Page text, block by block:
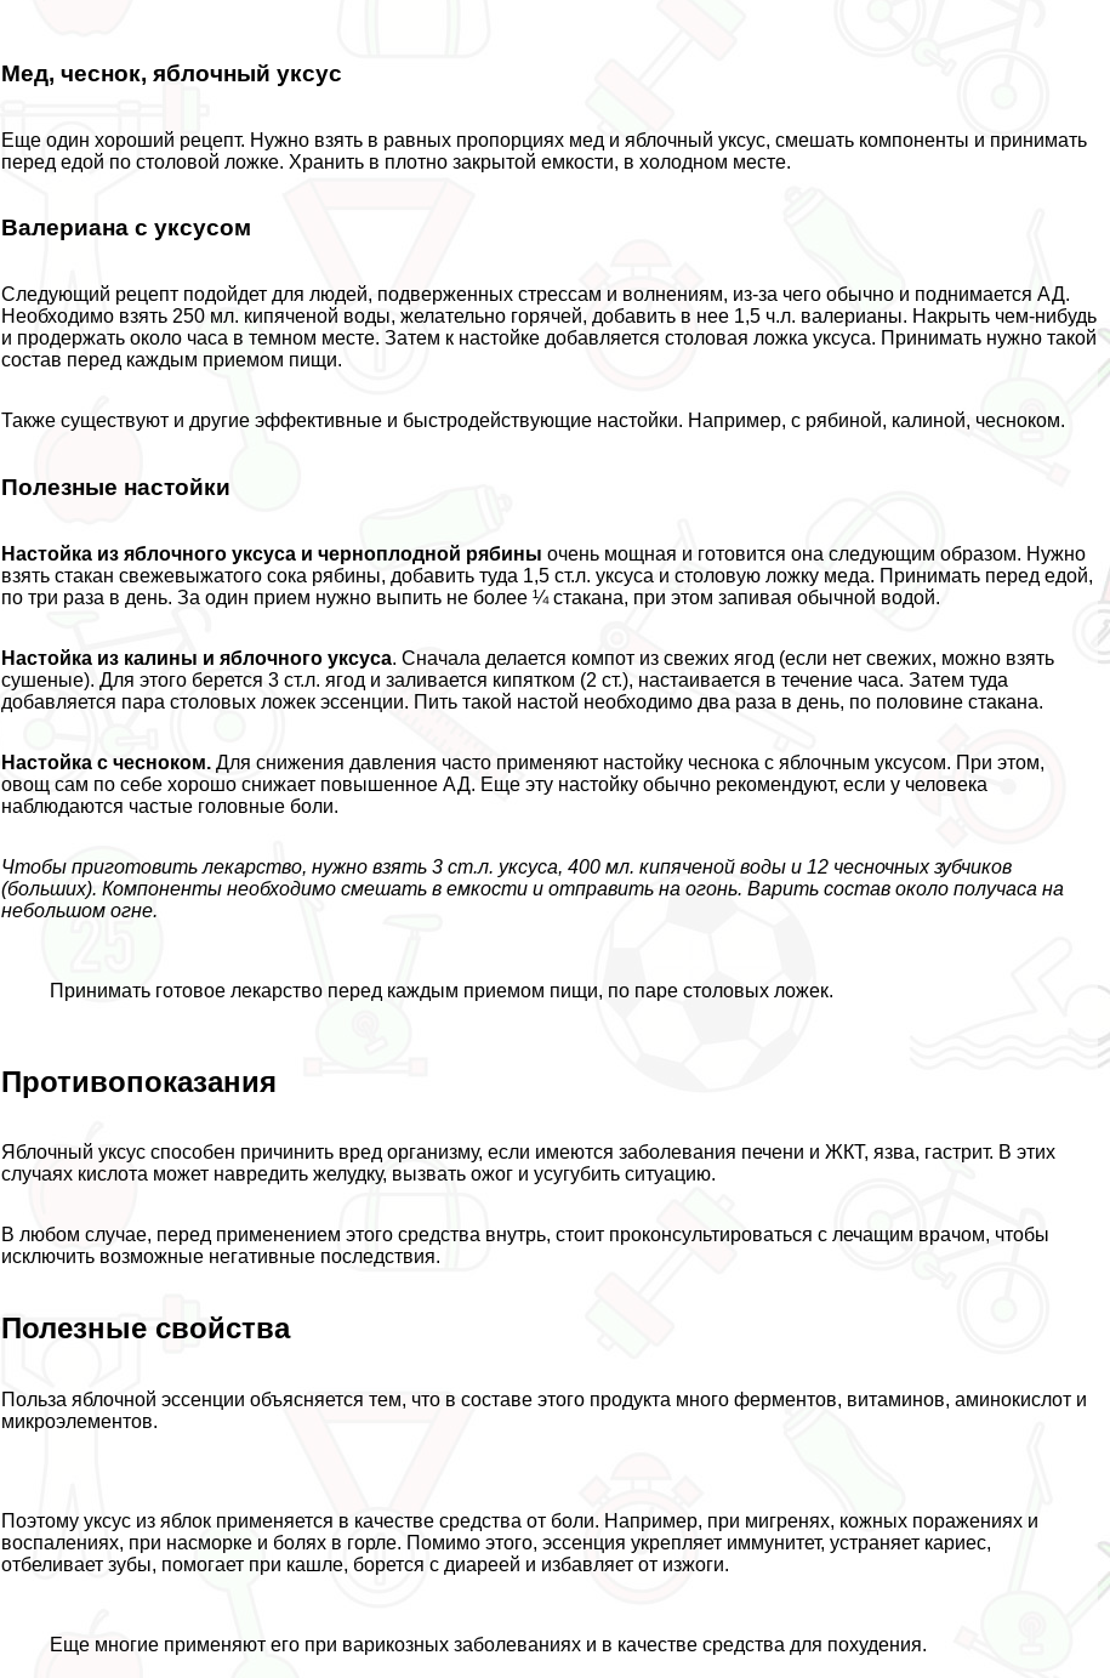
Мед, чеснок, яблочный уксус
Еще один хороший рецепт. Нужно взять в равных пропорциях мед и яблочный уксус, смешать компоненты и принимать
перед едой по столовой ложке. Хранить в плотно закрытой емкости, в холодном месте.
Валериана с уксусом
Следующий рецепт подойдет для людей, подверженных стрессам и волнениям, из-за чего обычно и поднимается АД.
Необходимо взять 250 мл. кипяченой воды, желательно горячей, добавить в нее 1,5 ч.л. валерианы. Накрыть чем-нибудь
и продержать около часа в темном месте. Затем к настойке добавляется столовая ложка уксуса. Принимать нужно такой
состав перед каждым приемом пищи.
Также существуют и другие эффективные и быстродействующие настойки. Например, с рябиной, калиной, чесноком.
Полезные настойки
Настойка из яблочного уксуса и черноплодной рябины очень мощная и готовится она следующим образом. Нужно
взять стакан свежевыжатого сока рябины, добавить туда 1,5 ст.л. уксуса и столовую ложку меда. Принимать перед едой,
по три раза в день. За один прием нужно выпить не более ¼ стакана, при этом запивая обычной водой.
Настойка из калины и яблочного уксуса. Сначала делается компот из свежих ягод (если нет свежих, можно взять
сушеные). Для этого берется 3 ст.л. ягод и заливается кипятком (2 ст.), настаивается в течение часа. Затем туда
добавляется пара столовых ложек эссенции. Пить такой настой необходимо два раза в день, по половине стакана.
Настойка с чесноком. Для снижения давления часто применяют настойку чеснока с яблочным уксусом. При этом,
овощ сам по себе хорошо снижает повышенное АД. Еще эту настойку обычно рекомендуют, если у человека
наблюдаются частые головные боли.
Чтобы приготовить лекарство, нужно взять 3 ст.л. уксуса, 400 мл. кипяченой воды и 12 чесночных зубчиков
(больших). Компоненты необходимо смешать в емкости и отправить на огонь. Варить состав около получаса на
небольшом огне.
Принимать готовое лекарство перед каждым приемом пищи, по паре столовых ложек.
Противопоказания
Яблочный уксус способен причинить вред организму, если имеются заболевания печени и ЖКТ, язва, гастрит. В этих
случаях кислота может навредить желудку, вызвать ожог и усугубить ситуацию.
В любом случае, перед применением этого средства внутрь, стоит проконсультироваться с лечащим врачом, чтобы
исключить возможные негативные последствия.
Полезные свойства
Польза яблочной эссенции объясняется тем, что в составе этого продукта много ферментов, витаминов, аминокислот и
микроэлементов.
Поэтому уксус из яблок применяется в качестве средства от боли. Например, при мигренях, кожных поражениях и
воспалениях, при насморке и болях в горле. Помимо этого, эссенция укрепляет иммунитет, устраняет кариес,
отбеливает зубы, помогает при кашле, борется с диареей и избавляет от изжоги.
Еще многие применяют его при варикозных заболеваниях и в качестве средства для похудения.